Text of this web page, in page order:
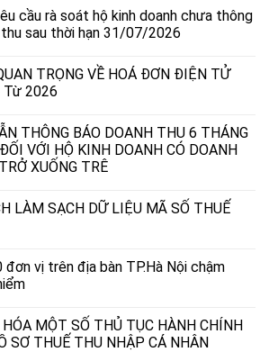
cầu rà soát hộ kinh doanh chưa thông
sau thời hạn 31/07/2026
TRỌNG VỀ HOÁ ĐƠN ĐIỆN TỬ
Từ 2026
THÔNG BÁO DOANH THU 6 THÁNG
VỚI HỘ KINH DOANH CÓ DOANH
XUỐNG TRÊ
LÀM SẠCH DỮ LIỆU MÃ SỐ THUẾ
đơn vị trên địa bàn TP.Hà Nội chậm
MỘT SỐ THỦ TỤC HÀNH CHÍNH
SƠ THUẾ THU NHẬP CÁ NHÂN